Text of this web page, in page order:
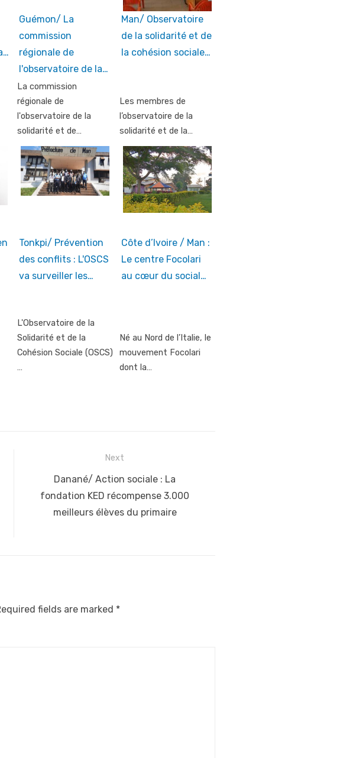
Guémon/ La
commission
régionale de
l'observatoire de la…
La commission
régionale de
l'observatoire de la
solidarité et de…
Man/ Observatoire
de la solidarité et de
la cohésion sociale…
Les membres de
l’observatoire de la
solidarité et de la…
Tonkpi/ Prévention
des conflits : L'OSCS
va surveiller les…
L'Observatoire de la
Solidarité et de la
Cohésion Sociale (OSCS)
…
Côte d’Ivoire / Man :
Le centre Focolari
au cœur du social…
Né au Nord de l’Italie, le
mouvement Focolari
dont la…
Next
Next
post:
Danané/ Action sociale : La
fondation KED récompense 3.000
meilleurs élèves du primaire
fields are marked *